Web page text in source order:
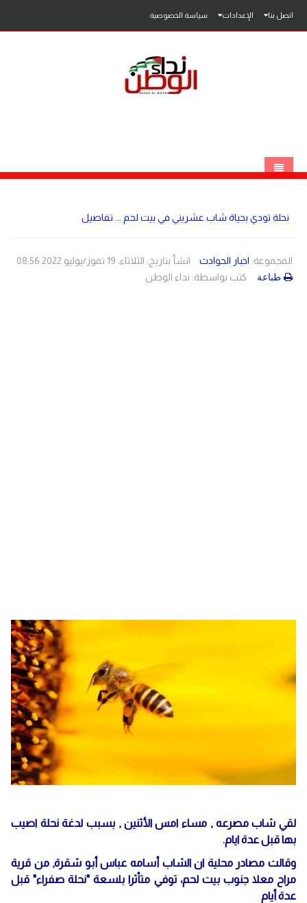
اتصل بنا الإعدادات سياسة الخصوصية
نحلة تودي بحياة شاب عشريني في بيت لحم ... تفاصيل
المجموعة: اخبار الحوادث
انشأ بتاريخ: الثلاثاء، 19 تموز/يوليو 2022 08:56
كتب بواسطة: نداء الوطن طباعة
لقي شاب مصرعه , مساء امس الأثنين , بسبب لدغة نحلة اصيب
بها قبل عدة ايام.
وقالت مصادر محلية ان الشاب أسامه عباس أبو شقرة, من قرية
مراح معلا جنوب بيت لحم، توفي متأثرا بلسعة "نحلة صفراء" قبل
عدة أيام
محلي
فلسطين
عربي